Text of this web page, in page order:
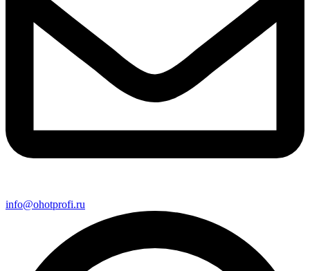
info@ohotprofi.ru